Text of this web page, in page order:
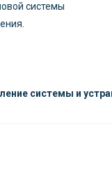
системы
системы и